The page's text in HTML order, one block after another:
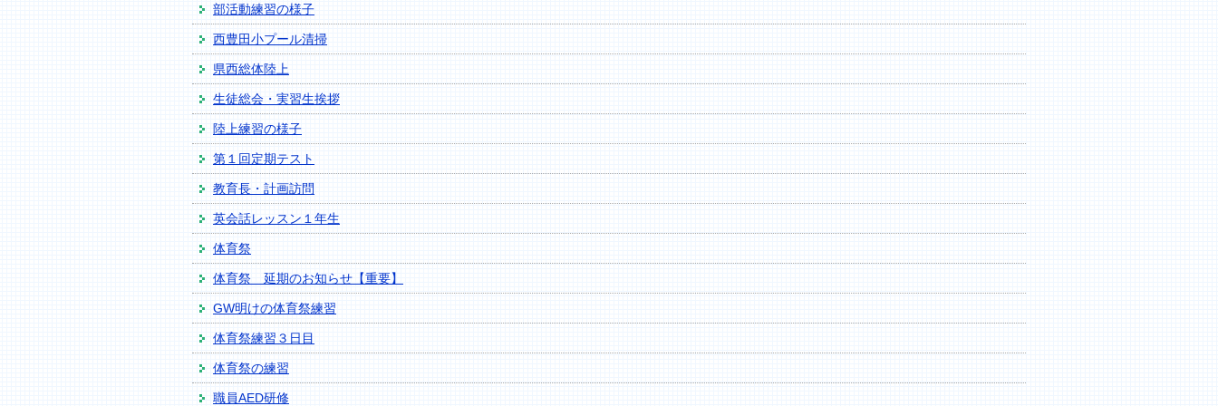
部活動練習の様子
西豊田小プール清掃
県西総体陸上
生徒総会・実習生挨拶
陸上練習の様子
第１回定期テスト
教育長・計画訪問
英会話レッスン１年生
体育祭
体育祭 延期のお知らせ【重要】
GW明けの体育祭練習
体育祭練習３日目
体育祭の練習
職員AED研修